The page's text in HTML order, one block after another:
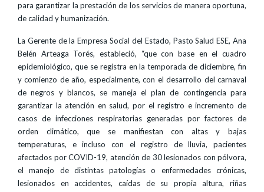
para garantizar la prestación de los servicios de manera oportuna,
de calidad y humanización.
La Gerente de la Empresa Social del Estado, Pasto Salud ESE, Ana
Belén Arteaga Torés, estableció, “que con base en el cuadro
epidemiológico, que se registra en la temporada de diciembre, fin
y comienzo de año, especialmente, con el desarrollo del carnaval
de negros y blancos, se maneja el plan de contingencia para
garantizar la atención en salud, por el registro e incremento de
casos de infecciones respiratorias generadas por factores de
orden climático, que se manifiestan con altas y bajas
temperaturas, e incluso con el registro de lluvia, pacientes
afectados por COVID-19, atención de 30 lesionados con pólvora,
el manejo de distintas patologías o enfermedades crónicas,
lesionados en accidentes, caídas de su propia altura, riñas